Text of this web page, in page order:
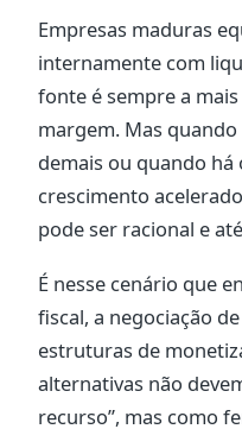
Empresas maduras
internamente com
fonte é sempre a
margem. Mas
demais ou quando
crescimento
pode ser racional e
É nesse cenário que
fiscal, a negociação
estruturas de
alternativas não
recurso”, mas como